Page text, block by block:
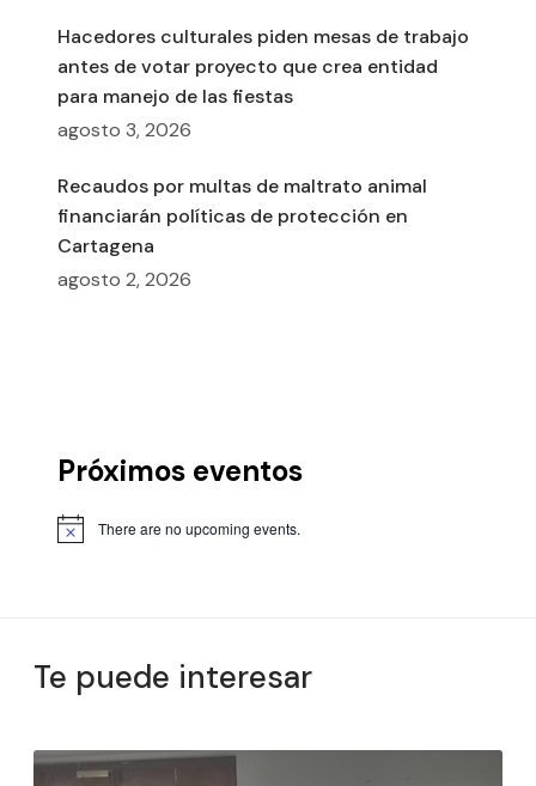
Hacedores culturales piden mesas de trabajo
antes de votar proyecto que crea entidad
para manejo de las fiestas
agosto 3, 2026
Recaudos por multas de maltrato animal
financiarán políticas de protección en
Cartagena
agosto 2, 2026
Próximos eventos
There are no upcoming events.
Te puede interesar